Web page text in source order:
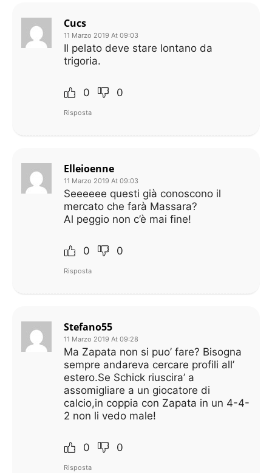
Cucs
11 Marzo 2019 At 09:03
Il pelato deve stare lontano da
trigoria.
0 0
Risposta
Elleioenne
11 Marzo 2019 At 09:03
Seeeeee questi già conoscono il
mercato che farà Massara?
Al peggio non c’è mai fine!
0 0
Risposta
Stefano55
11 Marzo 2019 At 09:28
Ma Zapata non si puo’ fare? Bisogna
sempre andareva cercare profili all’
estero.Se Schick riuscira’ a
assomigliare a un giocatore di
calcio,in coppia con Zapata in un 4-4-
2 non li vedo male!
0 0
Risposta